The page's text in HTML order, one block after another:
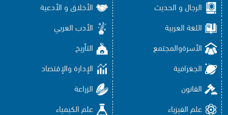
الرجال و الحديث
الأخلاق و الأدعية
اللغة العربية
الأدب العربي
الأسرةوالمجتمع
التأريخ
الجغرافية
الإدارة والإقتصاد
القانون
الزراعة
علم الفيزياء
علم الكيمياء